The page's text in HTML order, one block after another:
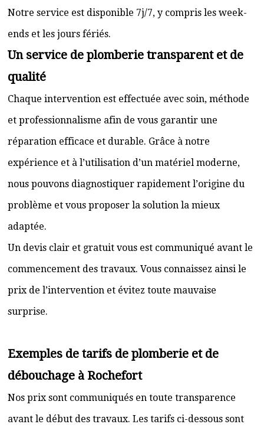
Notre service est disponible 7j/7, y compris les week-
ends et les jours fériés.
Un service de plomberie transparent et de
qualité
Chaque intervention est effectuée avec soin, méthode
et professionnalisme afin de vous garantir une
réparation efficace et durable. Grâce à notre
expérience et à l’utilisation d’un matériel moderne,
nous pouvons diagnostiquer rapidement l’origine du
problème et vous proposer la solution la mieux
adaptée.
Un devis clair et gratuit vous est communiqué avant le
commencement des travaux. Vous connaissez ainsi le
prix de l’intervention et évitez toute mauvaise
surprise.
Exemples de tarifs de plomberie et de
débouchage à Rochefort
Nos prix sont communiqués en toute transparence
avant le début des travaux. Les tarifs ci-dessous sont